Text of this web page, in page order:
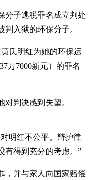
分子逃税罪名成立判处
入狱的环保分子。
氏明红为她的环保运
万7000新元）的罪名
判决感到失望。
明红不公平。辩护律
有得到充分的考虑。”
，并与家人向国家赔偿